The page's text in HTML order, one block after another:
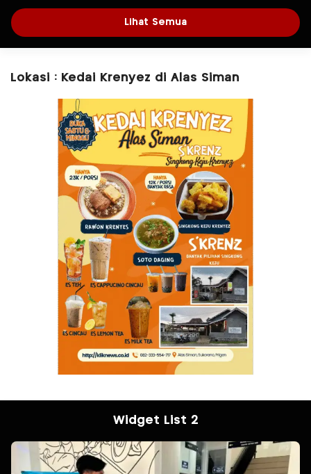
Lihat Semua
Lokasi : Kedai Krenyez di Alas Siman
Widget List 2